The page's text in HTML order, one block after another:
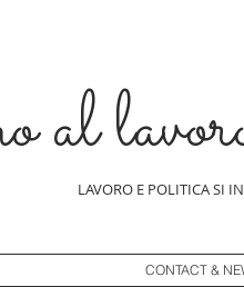
al
LAVORO E POLITICA SI
CONTACT &